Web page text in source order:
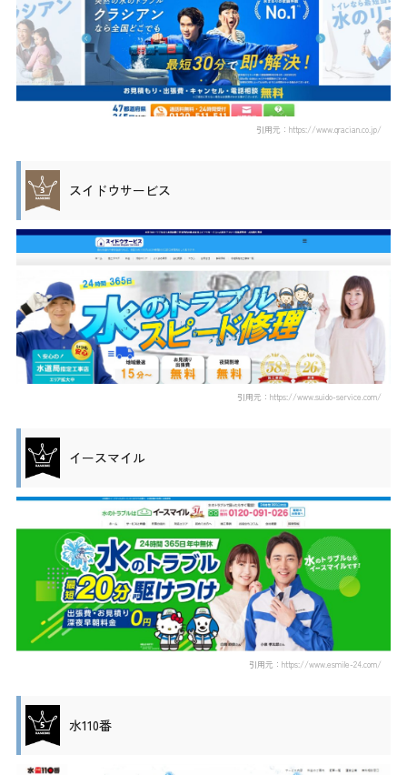
引用元：https://www.qracian.co.jp/
スイドウサービス
引用元：https://www.suido-service.com/
イースマイル
引用元：https://www.esmile-24.com/
水110番